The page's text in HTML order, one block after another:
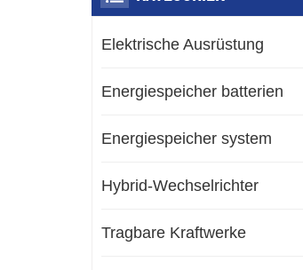
Elektrische Ausrüstung
Energiespeicher batterien
Energiespeicher system
Hybrid-Wechselrichter
Tragbare Kraftwerke